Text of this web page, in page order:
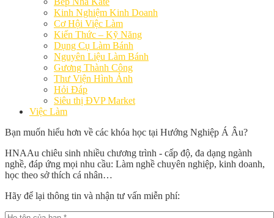
Kinh Nghiệm Kinh Doanh
Cơ Hội Việc Làm
Kiến Thức – Kỹ Năng
Dụng Cụ Làm Bánh
Nguyên Liệu Làm Bánh
Gương Thành Công
Thư Viện Hình Ảnh
Hỏi Đáp
Siêu thị ĐVP Market
Việc Làm
Bạn muốn hiểu hơn về các khóa học tại Hướng Nghiệp Á Âu?
HNAAu chiêu sinh nhiều chương trình - cấp độ, đa dạng ngành
nghề, đáp ứng mọi nhu cầu: Làm nghề chuyên nghiệp, kinh doanh,
học theo sở thích cá nhân…
Hãy để lại thông tin và nhận tư vấn miễn phí: